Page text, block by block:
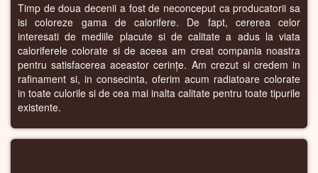
Timp de doua decenii a fost de neconceput ca producatorii sa
isi coloreze gama de calorifere. De fapt, cererea celor
interesati de mediile placute si de calitate a adus la viata
caloriferele colorate si de aceea am creat compania noastra
pentru satisfacerea aceastor cerințe. Am crezut si credem in
rafinament si, in consecinta, oferim acum radiatoare colorate
in toate culorile si de cea mai inalta calitate pentru toate tipurile
existente.